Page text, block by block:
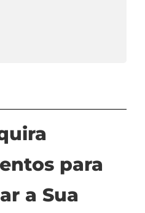
para
a Sua